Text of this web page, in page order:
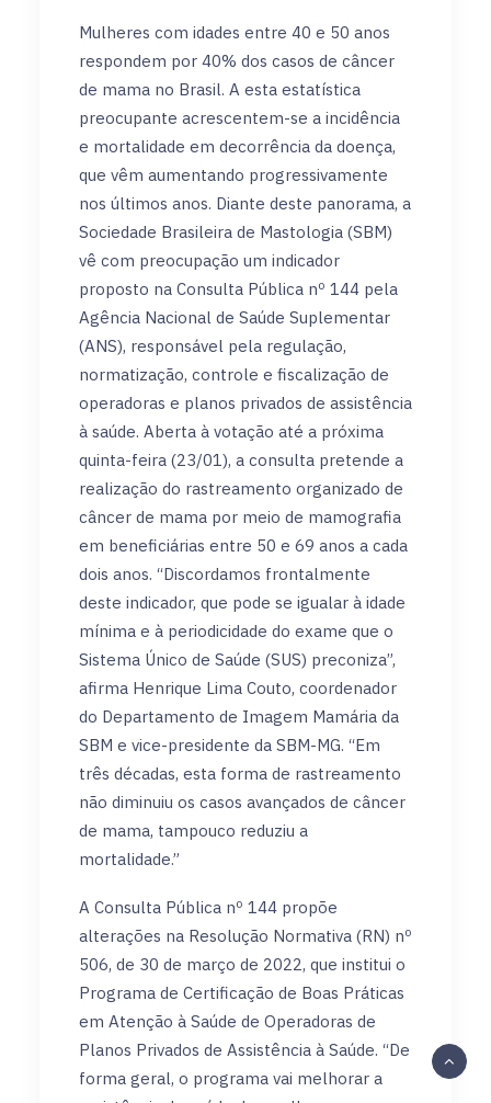
Mulheres com idades entre 40 e 50 anos
respondem por 40% dos casos de câncer
de mama no Brasil. A esta estatística
preocupante acrescentem-se a incidência
e mortalidade em decorrência da doença,
que vêm aumentando progressivamente
nos últimos anos. Diante deste panorama, a
Sociedade Brasileira de Mastologia (SBM)
vê com preocupação um indicador
proposto na Consulta Pública nº 144 pela
Agência Nacional de Saúde Suplementar
(ANS), responsável pela regulação,
normatização, controle e fiscalização de
operadoras e planos privados de assistência
à saúde. Aberta à votação até a próxima
quinta-feira (23/01), a consulta pretende a
realização do rastreamento organizado de
câncer de mama por meio de mamografia
em beneficiárias entre 50 e 69 anos a cada
dois anos. “Discordamos frontalmente
deste indicador, que pode se igualar à idade
mínima e à periodicidade do exame que o
Sistema Único de Saúde (SUS) preconiza”,
afirma Henrique Lima Couto, coordenador
do Departamento de Imagem Mamária da
SBM e vice-presidente da SBM-MG. “Em
três décadas, esta forma de rastreamento
não diminuiu os casos avançados de câncer
de mama, tampouco reduziu a
mortalidade.”
A Consulta Pública nº 144 propõe
alterações na Resolução Normativa (RN) nº
506, de 30 de março de 2022, que institui o
Programa de Certificação de Boas Práticas
em Atenção à Saúde de Operadoras de
Planos Privados de Assistência à Saúde. “De
forma geral, o programa vai melhorar a